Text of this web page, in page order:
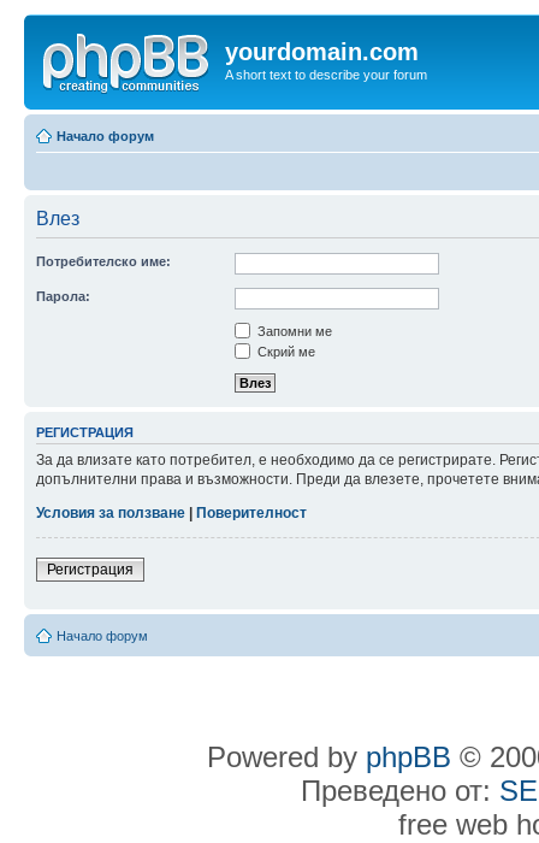
yourdomain.com
A short text to describe your forum
Начало форум
Влез
Потребителско име:
Парола:
Запомни ме
Скрий ме
РЕГИСТРАЦИЯ
За да влизате като потребител, е необходимо да се регистрирате.
допълнителни права и възможности. Преди да влезете, прочетете
Условия за ползване
Поверителност
Регистрация
Начало форум
Powered by phpBB ©
Преведено от:
free web